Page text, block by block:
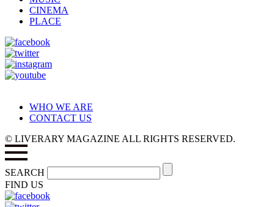
CINEMA
PLACE
WHO WE ARE
CONTACT US
© LIVERARY MAGAZINE ALL RIGHTS RESERVED.
SEARCH
FIND US